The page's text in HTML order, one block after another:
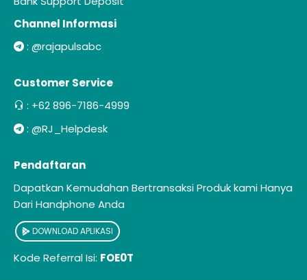
Channel Informasi
: @rajapulsabc
Customer Service
: +62 896-7186-4999
: @RJ_Helpdesk
Pendaftaran
Dapatkan Kemudahan Bertransaksi Produk kami Hanya
Dari Handphone Anda
DOWNLOAD APLIKASI
Kode Referral Isi: FOE0T